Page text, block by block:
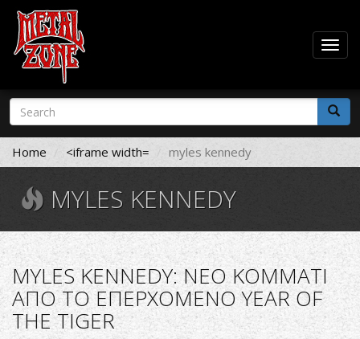
Skip
main
content
Search
form
Search
Home <iframe width= myles kennedy
MYLES KENNEDY
MYLES KENNEDY: ΝΕΟ ΚΟΜΜΑΤΙ
ΑΠΟ ΤΟ ΕΠΕΡΧΟΜΕΝΟ YEAR OF
THE TIGER